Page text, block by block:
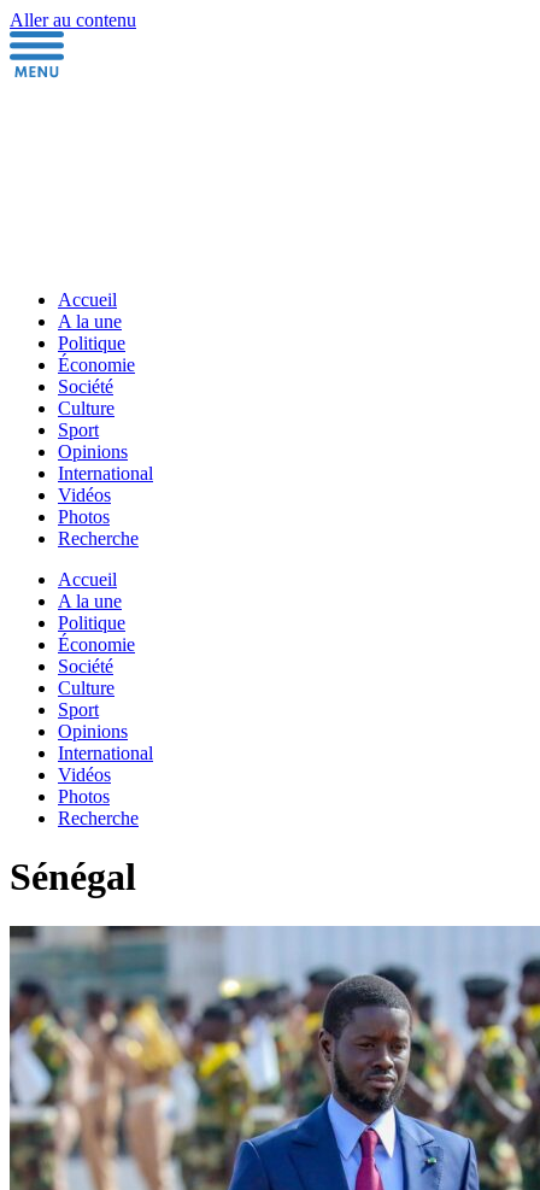
Aller au contenu
Accueil
A la une
Politique
Économie
Société
Culture
Sport
Opinions
International
Vidéos
Photos
Recherche
Accueil
A la une
Politique
Économie
Société
Culture
Sport
Opinions
International
Vidéos
Photos
Recherche
Sénégal